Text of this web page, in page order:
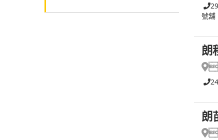
號舖
朗

朗
